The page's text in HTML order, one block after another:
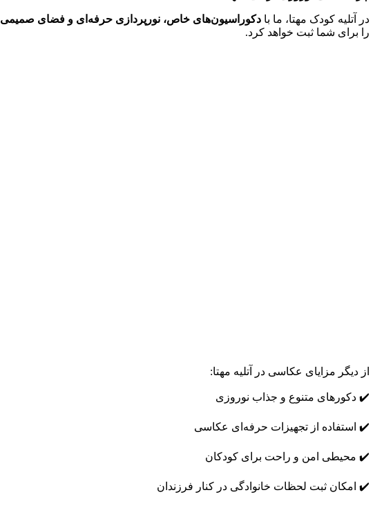
در آتلیه کودک مهتا، ما با دکوراسیون‌های خاص، نورپردازی حرفه‌ای و فضای صمیمی
را برای شما ثبت خواهد کرد.
از دیگر مزایای عکاسی در آتلیه مهتا:
✔️ دکورهای متنوع و جذاب نوروزی
✔️ استفاده از تجهیزات حرفه‌ای عکاسی
✔️ محیطی امن و راحت برای کودکان
✔️ امکان ثبت لحظات خانوادگی در کنار فرزندان